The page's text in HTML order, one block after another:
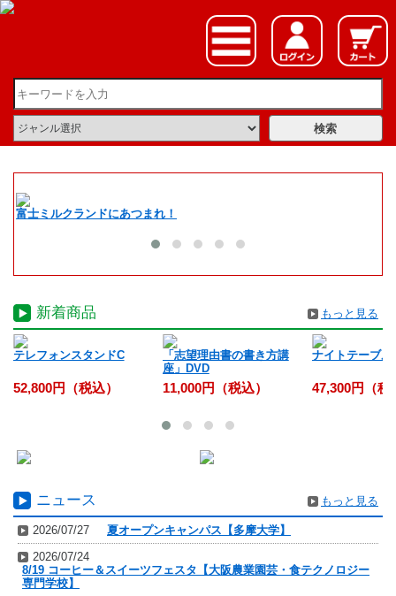
富士ミルクランドにあつまれ！
新着商品 もっと見る
テレフォンスタンドC
52,800円（税込）
「志望理由書の書き方講
座」DVD
11,000円（税込）
ナイトテーブル
47,300円（税
ニュース もっと見る
2026/07/27
夏オープンキャンパス【多摩大学】
2026/07/24
8/19 コーヒー＆スイーツフェスタ【大阪農業園芸・食テクノロジー
専門学校】